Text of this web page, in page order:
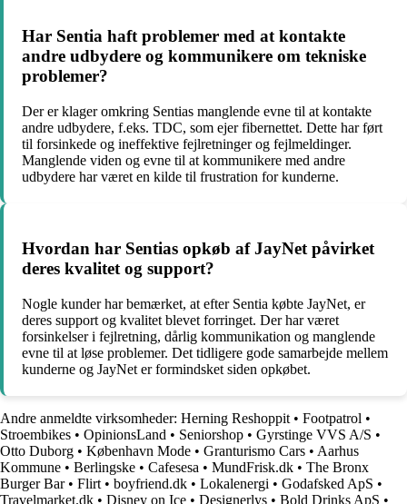
Har Sentia haft problemer med at kontakte
andre udbydere og kommunikere om tekniske
problemer?
Der er klager omkring Sentias manglende evne til at kontakte
andre udbydere, f.eks. TDC, som ejer fibernettet. Dette har ført
til forsinkede og ineffektive fejlretninger og fejlmeldinger.
Manglende viden og evne til at kommunikere med andre
udbydere har været en kilde til frustration for kunderne.
Hvordan har Sentias opkøb af JayNet påvirket
deres kvalitet og support?
Nogle kunder har bemærket, at efter Sentia købte JayNet, er
deres support og kvalitet blevet forringet. Der har været
forsinkelser i fejlretning, dårlig kommunikation og manglende
evne til at løse problemer. Det tidligere gode samarbejde mellem
kunderne og JayNet er formindsket siden opkøbet.
Andre anmeldte virksomheder: Herning Reshoppit • Footpatrol •
Stroembikes • OpinionsLand • Seniorshop • Gyrstinge VVS A/S •
Otto Duborg • København Mode • Granturismo Cars • Aarhus
Kommune • Berlingske • Cafesesa • MundFrisk.dk • The Bronx
Burger Bar• Flirt • boyfriend.dk • Lokalenergi • Godafsked ApS •
Travelmarket.dk • Disney on Ice • Designerlys • Bold Drinks ApS •